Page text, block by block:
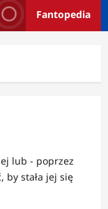
Fantopedia
lub - poprzez
by stała jej się